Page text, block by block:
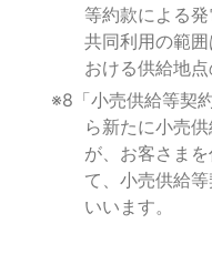
等約款による
共同利用の範
おける供給地点
※8「小売供給等契
ら新たに小売
が、お客さま
て、小売供給
いいます。